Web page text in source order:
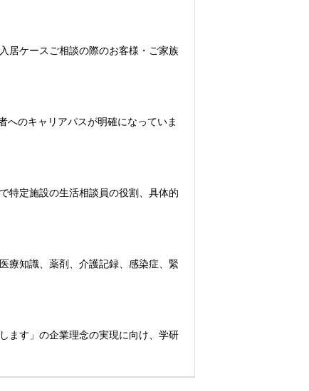
居ケースご相談の際のお客様・ご家族
のキャリアパスが明確になっていま
特定施設の生活相談員の役割、具体的
療知識、薬剤、介護記録、感染症、緊
ます」の企業理念の実現に向け、学研